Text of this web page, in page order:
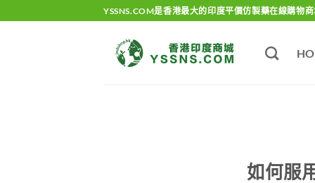
to
YSSNS.COM是香港最大的印度平價仿製藥在線購物
如何服